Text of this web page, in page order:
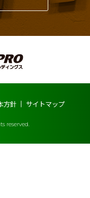
方針 サイトマップ
reserved.